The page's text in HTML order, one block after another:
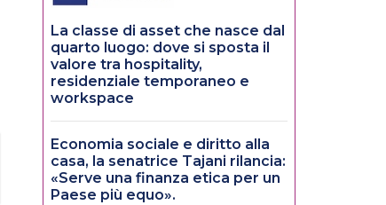
La classe di asset che nasce dal
quarto luogo: dove si sposta il
valore tra hospitality,
residenziale temporaneo e
workspace
Economia sociale e diritto alla
casa, la senatrice Tajani rilancia:
«Serve una finanza etica per un
Paese più equo».